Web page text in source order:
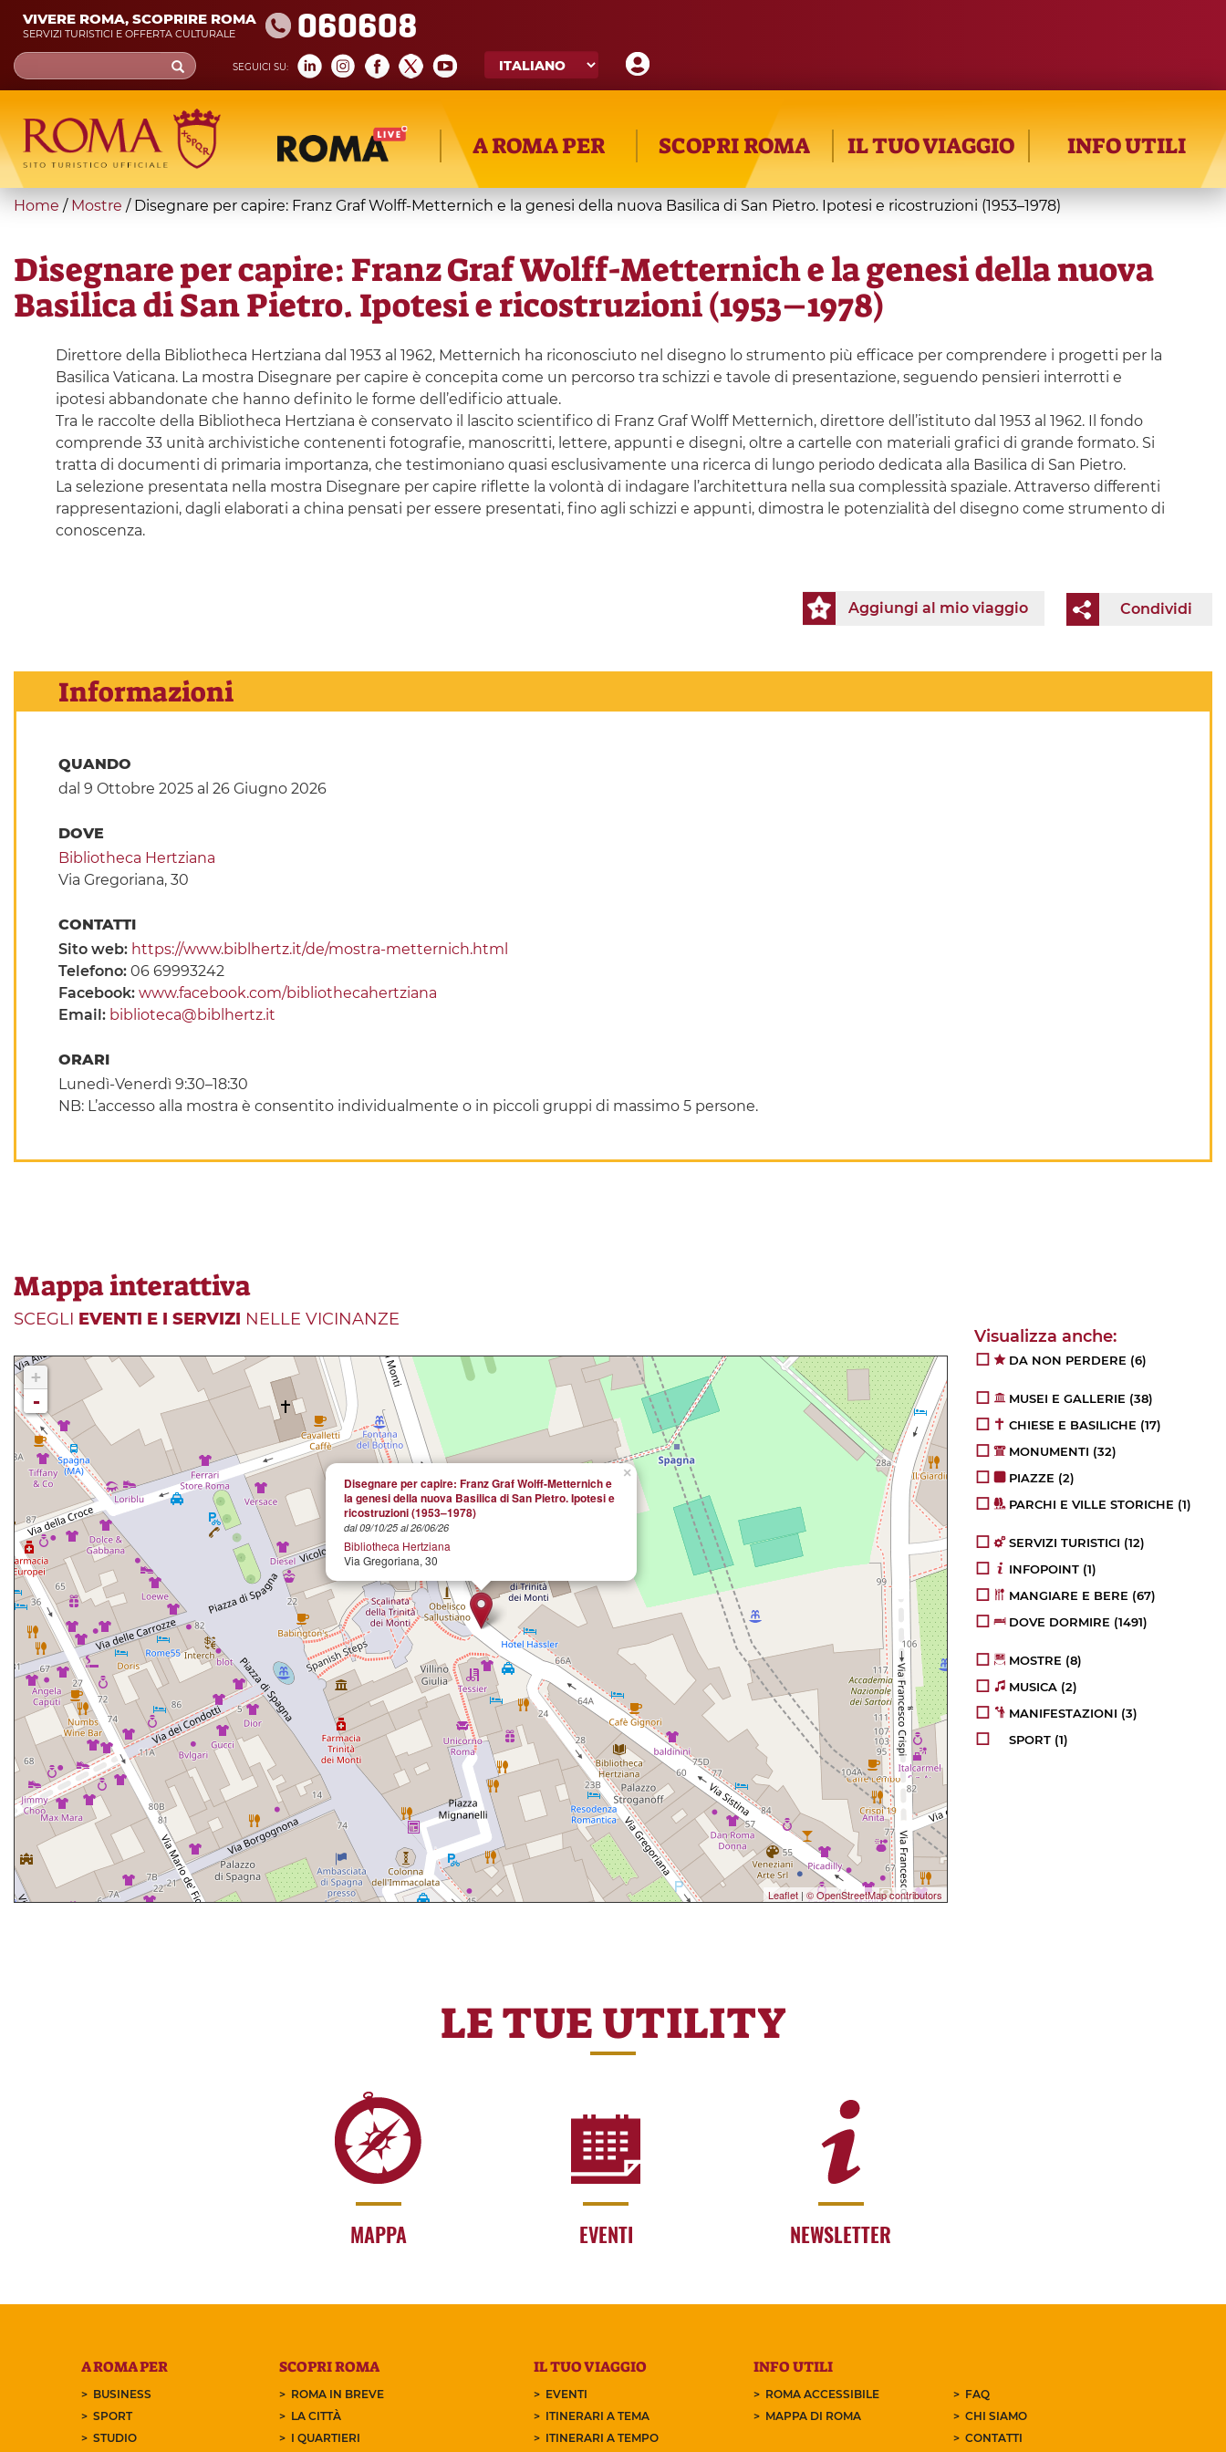
Skip
main
content
VIVERE ROMA, SCOPRIRE ROMA
SERVIZI TURISTICI E OFFERTA CULTURALE 060608
SEGUICI SU:
Search
form
Cerca
A ROMA PER SCOPRI ROMA IL TUO VIAGGIO INFO UTILI
You
here
Home / Mostre / Disegnare per capire: Franz Graf Wolff-Metternich e la genesi della nuova Basilica di San Pietro. Ipotesi e ricostruzioni (1953–1978)
Disegnare per capire: Franz Graf Wolff-Metternich e la genesi della nuova
Basilica di San Pietro. Ipotesi e ricostruzioni (1953–1978)
Direttore della Bibliotheca Hertziana dal 1953 al 1962, Metternich ha riconosciuto nel disegno lo strumento più efficace per comprendere i progetti per la
Basilica Vaticana. La mostra Disegnare per capire è concepita come un percorso tra schizzi e tavole di presentazione, seguendo pensieri interrotti e
ipotesi abbandonate che hanno definito le forme dell’edificio attuale.
Tra le raccolte della Bibliotheca Hertziana è conservato il lascito scientifico di Franz Graf Wolff Metternich, direttore dell’istituto dal 1953 al 1962. Il fondo
comprende 33 unità archivistiche contenenti fotografie, manoscritti, lettere, appunti e disegni, oltre a cartelle con materiali grafici di grande formato. Si
tratta di documenti di primaria importanza, che testimoniano quasi esclusivamente una ricerca di lungo periodo dedicata alla Basilica di San Pietro.
La selezione presentata nella mostra Disegnare per capire riflette la volontà di indagare l’architettura nella sua complessità spaziale. Attraverso differenti
rappresentazioni, dagli elaborati a china pensati per essere presentati, fino agli schizzi e appunti, dimostra le potenzialità del disegno come strumento di
conoscenza.
Condividi
Aggiungi al mio viaggio
Informazioni
QUANDO
dal 9 Ottobre 2025al 26 Giugno 2026
DOVE
Bibliotheca Hertziana
Via Gregoriana, 30
CONTATTI
Sito web: https://www.biblhertz.it/de/mostra-metternich.html
Telefono: 06 69993242
Facebook: www.facebook.com/bibliothecahertziana
Email: biblioteca@biblhertz.it
ORARI
Lunedì-Venerdì 9:30–18:30
NB: L’accesso alla mostra è consentito individualmente o in piccoli gruppi di massimo 5 persone.
Mappa interattiva
SCEGLI EVENTI E I SERVIZI NELLE VICINANZE
×
Disegnare per capire: Franz Graf Wolff-Metternich e
la genesi della nuova Basilica di San Pietro. Ipotesi e
ricostruzioni (1953–1978)
dal 09/10/25 al 26/06/26
Bibliotheca Hertziana
Via Gregoriana, 30
+
-
Leaflet | © OpenStreetMap contributors
DA NON PERDERE (6)
MUSEI E GALLERIE (38)
CHIESE E BASILICHE (17)
MONUMENTI (32)
PIAZZE (2)
PARCHI E VILLE STORICHE (1)
SERVIZI TURISTICI (12)
INFOPOINT (1)
MANGIARE E BERE (67)
DOVE DORMIRE (1491)
MOSTRE (8)
MUSICA (2)
MANIFESTAZIONI (3)
SPORT (1)
LE TUE UTILITY
MAPPA EVENTI NEWSLETTER
A ROMA PER
BUSINESS
SPORT
STUDIO
SCOPRI ROMA
ROMA IN BREVE
LA CITTÀ
I QUARTIERI
IL TUO VIAGGIO
EVENTI
ITINERARI A TEMA
ITINERARI A TEMPO
INFO UTILI
ROMA ACCESSIBILE
MAPPA DI ROMA
FAQ
CHI SIAMO
CONTATTI